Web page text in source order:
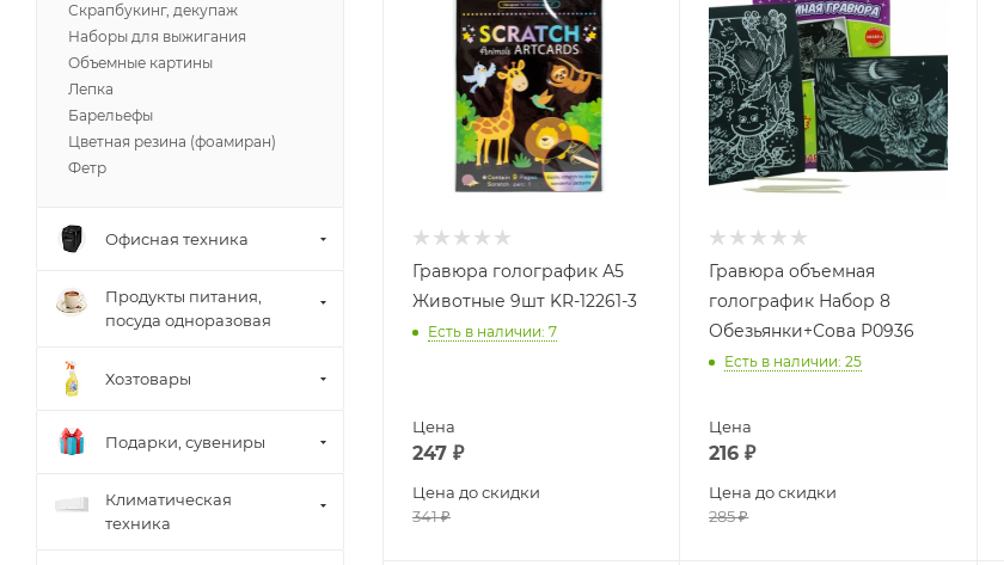
Гравюра голографик А5
Животные 9шт KR-12261-3
Есть в наличии: 7
Цена
247 ₽
Цена до скидки
341₽
Гравюра объемная
голографик Набор 8
Обезьянки+Сова Р0936
Есть в наличии: 25
Цена
216 ₽
Цена до скидки
285₽
Скрапбукинг, декупаж
Наборы для выжигания
Объемные картины
Лепка
Барельефы
Цветная резина (фоамиран)
Фетр
Офисная техника
Продукты питания,
посуда одноразовая
Хозтовары
Подарки, сувениры
Климатическая
техника